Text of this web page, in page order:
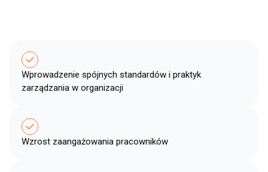
Wprowadzenie spójnych standardów i praktyk
zarządzania w organizacji​
Wzrost zaangażowania pracowników ​